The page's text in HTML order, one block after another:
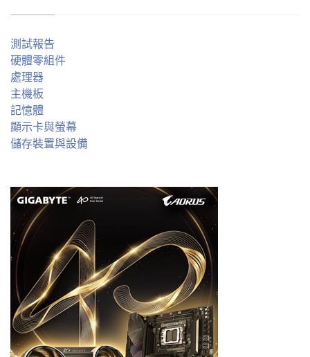
測試報告
硬體零組件
處理器
主機板
記憶體
顯示卡與螢幕
儲存裝置與設備